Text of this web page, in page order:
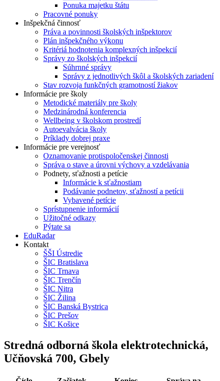
Ponuka majetku štátu
Pracovné ponuky
Inšpekčná činnosť
Práva a povinnosti školských inšpektorov
Plán inšpekčného výkonu
Kritériá hodnotenia komplexných inšpekcií
Správy zo školských inšpekcií
Súhrnné správy
Správy z jednotlivých škôl a školských zariadení
Stav rozvoja funkčných gramotností žiakov
Informácie pre školy
Metodické materiály pre školy
Medzinárodná konferencia
Wellbeing v školskom prostredí
Autoevalvácia školy
Príklady dobrej praxe
Informácie pre verejnosť
Oznamovanie protispoločenskej činnosti
Správa o stave a úrovni výchovy a vzdelávania
Podnety, sťažnosti a petície
Informácie k sťažnostiam
Podávanie podnetov, sťažností a petícii
Vybavené petície
Sprístupnenie informácií
Užitočné odkazy
Pýtate sa
EduRadar
Kontakt
ŠŠI Ústredie
ŠIC Bratislava
ŠIC Trnava
ŠIC Trenčín
ŠIC Nitra
ŠIC Žilina
ŠIC Banská Bystrica
ŠIC Prešov
ŠIC Košice
Stredná odborná škola elektrotechnická,
Učňovská 700, Gbely